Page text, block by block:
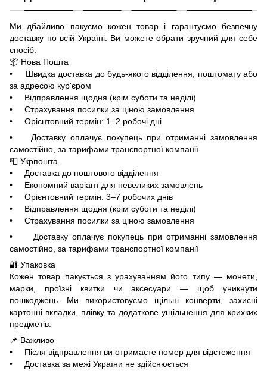
Ми дбайливо пакуємо кожен товар і гарантуємо безпечну
доставку по всій Україні. Ви можете обрати зручний для себе
спосіб:
📦 Нова Пошта
• Швидка доставка до будь-якого відділення, поштомату або
за адресою кур'єром
• Відправлення щодня (крім суботи та неділі)
• Страхування посилки за ціною замовлення
• Орієнтовний термін: 1–2 робочі дні
• Доставку оплачує покупець при отриманні замовлення
самостійно, за тарифами транспортної компанії
📮 Укрпошта
• Доставка до поштового відділення
• Економний варіант для невеликих замовлень
• Орієнтовний термін: 3–7 робочих днів
• Відправлення щодня (крім суботи та неділі)
• Страхування посилки за ціною замовлення
• Доставку оплачує покупець при отриманні замовлення
самостійно, за тарифами транспортної компанії
🔐 Упаковка
Кожен товар пакується з урахуванням його типу — монети,
марки, проїзні квитки чи аксесуари — щоб уникнути
пошкоджень. Ми використовуємо щільні конверти, захисні
картонні вкладки, плівку та додаткове ущільнення для крихких
предметів.
📌 Важливо
• Після відправлення ви отримаєте номер для відстеження
• Доставка за межі України не здійснюється